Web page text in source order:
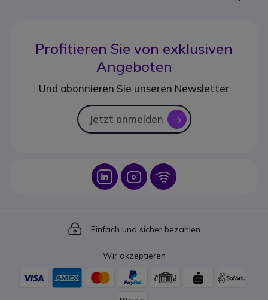
Profitieren Sie von exklusiven
Angeboten
Und abonnieren Sie unseren Newsletter
Jetzt anmelden icon
Icon Icon Icon
Icon
Einfach und sicher bezahlen
Wir akzeptieren